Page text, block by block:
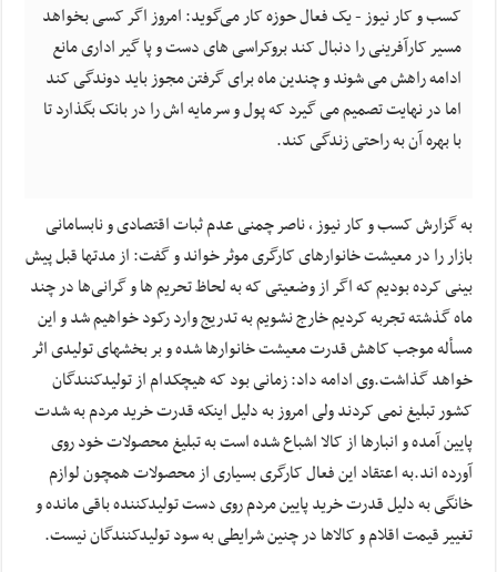
کسب و کار نیوز - یک فعال حوزه کار می‌گوید: امروز اگر کسی بخواهد
مسیر کارآفرینی را دنبال کند بروکراسی های دست و پا گیر اداری مانع
ادامه راهش می شوند و چندین ماه برای گرفتن مجوز باید دوندگی کند
اما در نهایت تصمیم می گیرد که پول و سرمایه اش را در بانک بگذارد تا
با بهره آن به راحتی زندگی کند.
به گزارش کسب و کار نیوز ، ناصر چمنی عدم ثبات اقتصادی و نابسامانی
بازار را در معیشت خانوارهای کارگری موثر خواند و گفت: از مدتها قبل پیش
بینی کرده بودیم که اگر از وضعیتی که به لحاظ تحریم ها و گرانی‌ها در چند
ماه گذشته تجربه کردیم خارج نشویم به تدریج وارد رکود خواهیم شد و این
مسأله موجب کاهش قدرت معیشت خانوارها شده و بر بخشهای تولیدی اثر
خواهد گذاشت.وی ادامه داد: زمانی بود که هیچکدام از تولیدکنندگان
کشور تبلیغ نمی کردند ولی امروز به دلیل اینکه قدرت خرید مردم به شدت
پایین آمده و انبارها از کالا اشباع شده است به تبلیغ محصولات خود روی
آورده اند.به اعتقاد این فعال کارگری بسیاری از محصولات همچون لوازم
خانگی به دلیل قدرت خرید پایین مردم روی دست تولیدکننده باقی مانده و
تغییر قیمت اقلام و کالاها در چنین شرایطی به سود تولیدکنندگان نیست.